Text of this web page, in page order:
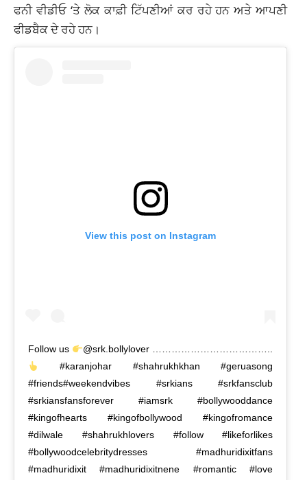
ਫਨੀ ਵੀਡੀਓ ‘ਤੇ ਲੋਕ ਕਾਫ਼ੀ ਟਿੱਪਣੀਆਂ ਕਰ ਰਹੇ ਹਨ ਅਤੇ ਆਪਣੀ
ਫੀਡਬੈਕ ਦੇ ਰਹੇ ਹਨ।
View this post on Instagram
Follow us
@srk.bollylover ………………………………..
#karanjohar #shahrukhkhan #geruasong
#friends#weekendvibes #srkians #srkfansclub
#srkiansfansforever #iamsrk #bollywooddance
#kingofhearts #kingofbollywood #kingofromance
#dilwale #shahrukhlovers #follow #likeforlikes
#bollywoodcelebritydresses #madhuridixitfans
#madhuridixit #madhuridixitnene #romantic #love